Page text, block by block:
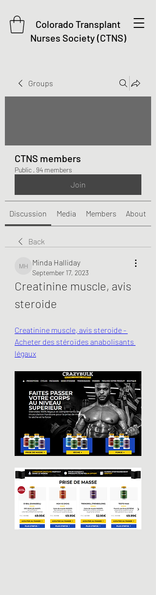
Colorado Transplant
Nurses Society (CTNS)
Groups
CTNS members
Public · 94 members
Join
Discussion Media Members About
Back
Minda Halliday
Minda Halliday
September 17, 2023
Creatinine muscle, avis
steroide
Creatinine muscle, avis steroide -
Acheter des stéroïdes anabolisants
légaux